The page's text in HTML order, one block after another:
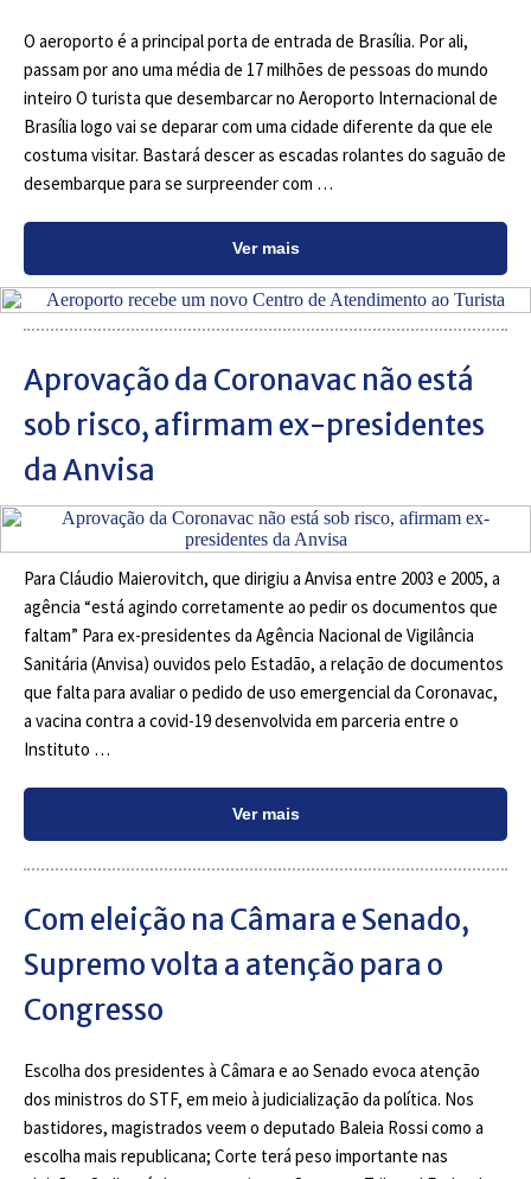
O aeroporto é a principal porta de entrada de Brasília. Por ali,
passam por ano uma média de 17 milhões de pessoas do mundo
inteiro O turista que desembarcar no Aeroporto Internacional de
Brasília logo vai se deparar com uma cidade diferente da que ele
costuma visitar. Bastará descer as escadas rolantes do saguão de
desembarque para se surpreender com …
Ver mais
Aprovação da Coronavac não está
sob risco, afirmam ex-presidentes
da Anvisa
Para Cláudio Maierovitch, que dirigiu a Anvisa entre 2003 e 2005, a
agência “está agindo corretamente ao pedir os documentos que
faltam” Para ex-presidentes da Agência Nacional de Vigilância
Sanitária (Anvisa) ouvidos pelo Estadão, a relação de documentos
que falta para avaliar o pedido de uso emergencial da Coronavac,
a vacina contra a covid-19 desenvolvida em parceria entre o
Instituto …
Ver mais
Com eleição na Câmara e Senado,
Supremo volta a atenção para o
Congresso
Escolha dos presidentes à Câmara e ao Senado evoca atenção
dos ministros do STF, em meio à judicialização da política. Nos
bastidores, magistrados veem o deputado Baleia Rossi como a
escolha mais republicana; Corte terá peso importante nas